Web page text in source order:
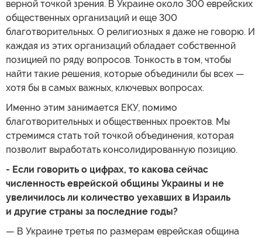
верной точкой зрения. В Украине около 300 еврейских
общественных организаций и еще 300
благотворительных. О религиозных я даже не говорю. И
каждая из этих организаций обладает собственной
позицией по ряду вопросов. Тонкость в том, чтобы
найти такие решения, которые объединили бы всех —
хотя бы в самых важных, ключевых вопросах.
Именно этим занимается ЕКУ, помимо
благотворительных и общественных проектов. Мы
стремимся стать той точкой объединения, которая
позволит выработать консолидированную позицию.
- Если говорить о цифрах, то какова сейчас
численность еврейской общины Украины и не
увеличилось ли количество уехавших в Израиль
и другие страны за последние годы?
— В Украине третья по размерам еврейская община